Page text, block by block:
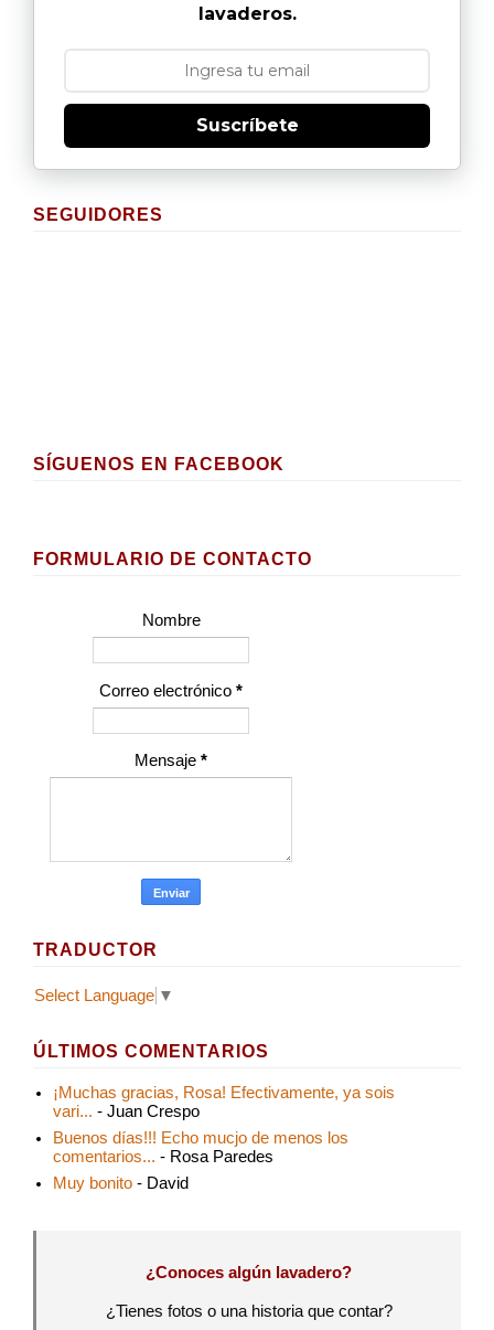
lavaderos.
Suscríbete
SEGUIDORES
SÍGUENOS EN FACEBOOK
FORMULARIO DE CONTACTO
Nombre
Correo electrónico *
Mensaje *
TRADUCTOR
Select Language ▼
ÚLTIMOS COMENTARIOS
¡Muchas gracias, Rosa! Efectivamente, ya sois
vari... - Juan Crespo
Buenos días!!! Echo mucjo de menos los
comentarios... - Rosa Paredes
Muy bonito - David
¿Conoces algún lavadero?
¿Tienes fotos o una historia que contar?